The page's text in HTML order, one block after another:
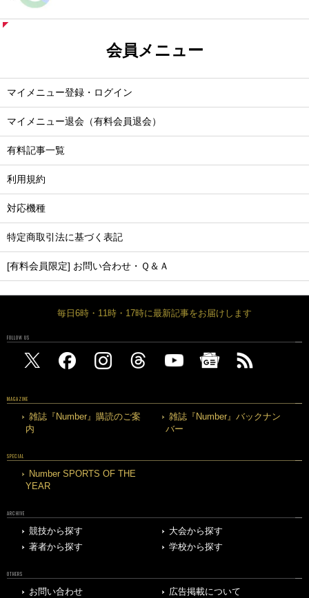
会員メニュー
マイメニュー登録・ログイン
マイメニュー退会（有料会員退会）
有料記事一覧
利用規約
対応機種
特定商取引法に基づく表記
[有料会員限定] お問い合わせ・Ｑ＆Ａ
毎日6時・11時・17時に最新記事をお届けします
FOLLOW US
MAGAZINE
雑誌『Number』購読のご案
内
雑誌『Number』バックナン
バー
SPECIAL
Number SPORTS OF THE
YEAR
ARCHIVE
競技から探す
大会から探す
著者から探す
学校から探す
OTHERS
お問い合わせ 広告掲載について